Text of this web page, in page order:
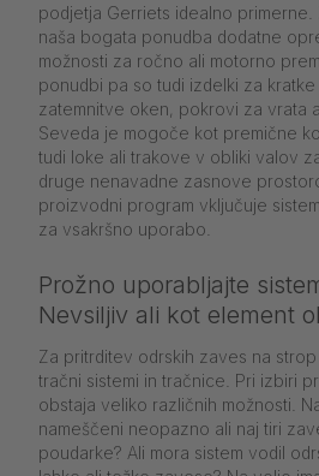
podjetja Gerriets idealno
naša bogata ponudba dodatne
možnosti za ročno ali motorno
ponudbi pa so tudi izdelki za
zatemnitve oken, pokrovi za vrata
Seveda je mogoče kot premične
tudi loke ali trakove v obliki valov
druge nenavadne zasnove
proizvodni program vključuje
za vsakršno uporabo.
Prožno uporabljajte
Nevsiljiv ali kot element
Za pritrditev odrskih zaves na
tračni sistemi in tračnice. Pri izbiri
obstaja veliko različnih možnosti.
nameščeni neopazno ali naj tiri
poudarke? Ali mora sistem vodil